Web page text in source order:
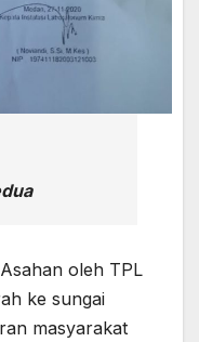
oleh TPL
ke sungai
masyarakat